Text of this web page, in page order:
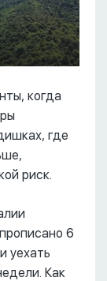
когда
где
риск.
6
уехать
Как